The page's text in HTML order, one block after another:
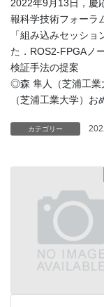
2022年9月13日，慶
報科学技術フォーラ
「組み込みセッシ
た．ROS2-FPGAノ
検証手法の提案
◎森 隼人（芝浦工業
（芝浦工業大学）お
カテゴリー